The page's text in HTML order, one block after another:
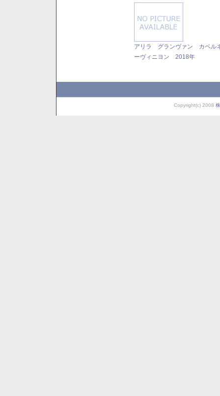
アリラ グランヴァン カベル
ーヴィニヨン 2018年
Copyright(c) 2008